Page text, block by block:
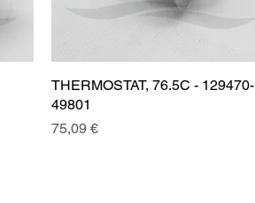
THERMOSTAT, 76.5C - 129470-
49801
Prix
75,09 €